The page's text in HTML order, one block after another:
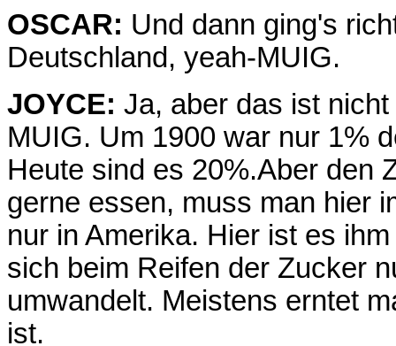
OSCAR: Und dann ging's
Deutschland, yeah-MUIG.
JOYCE: Ja, aber das ist
MUIG. Um 1900 war nur 1%
Heute sind es 20%.Aber den
gerne essen, muss man hier
nur in Amerika. Hier ist es
sich beim Reifen der Zucker
umwandelt. Meistens erntet
ist.